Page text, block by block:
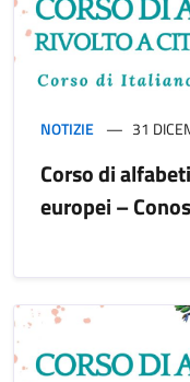
NOTIZIE 31
Corso di
europei –